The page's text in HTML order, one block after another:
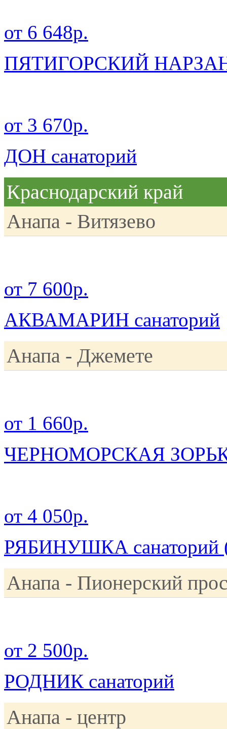
от 6 648р.
ПЯТИГОРСКИЙ НАРЗАН
от 3 670р.
ДОН санаторий
Краснодарский край
Анапа - Витязево
от 7 600р.
АКВАМАРИН санаторий
Анапа - Джемете
от 1 660р.
ЧЕРНОМОРСКАЯ ЗОРЬКА
от 4 050р.
РЯБИНУШКА санаторий
Анапа - Пионерский
от 2 500р.
РОДНИК санаторий
Анапа - центр